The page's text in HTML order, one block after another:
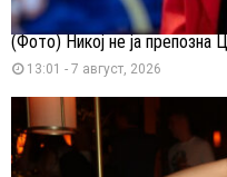
(Фото) Никој не ја препозна
13:01 - 7 август, 2026